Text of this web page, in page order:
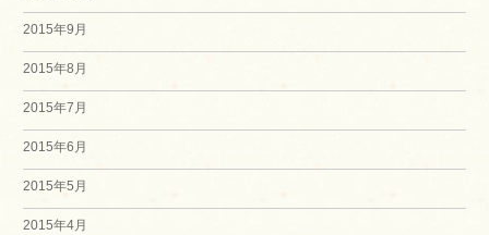
2015年9月
2015年8月
2015年7月
2015年6月
2015年5月
2015年4月